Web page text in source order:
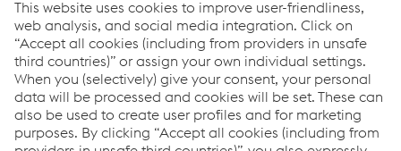
More News
Come possiamo aiutarvi?
Se avete domande o feedback, non esitate a contattarci.
Siamo felici di aiutarvi!